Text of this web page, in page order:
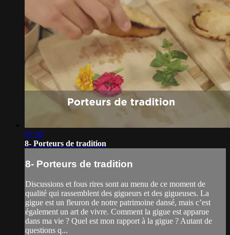
07:30
8- Porteurs de tradition
8- Porteurs de tradition
Discussions et fous rires sont au menu de ce moment de
qualité qui rassemblent des gigueurs et des gigueuses. La
gigue est un fleuron de notre patrimoine dansé, mais c’est
également un art de vivre. Comment la gigue est apparue
dans ma vie ? Quel est mon rapport à la gigue ? Autant de
questions q...